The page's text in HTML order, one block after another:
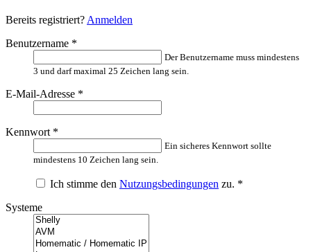
Bereits registriert? Anmelden
Benutzername *
Der Benutzername muss mindestens
3 und darf maximal 25 Zeichen lang sein.
E-Mail-Adresse *
Kennwort *
Ein sicheres Kennwort sollte
mindestens 10 Zeichen lang sein.
Ich stimme den Nutzungsbedingungen zu. *
Systeme